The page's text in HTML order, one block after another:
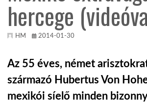
AFRIKA TUDÁSTÁR
LINKTR.EE
hercege
HM 2014-01-30
Az 55 éves, német
származó Hubertus Von
mexikói síelő minden